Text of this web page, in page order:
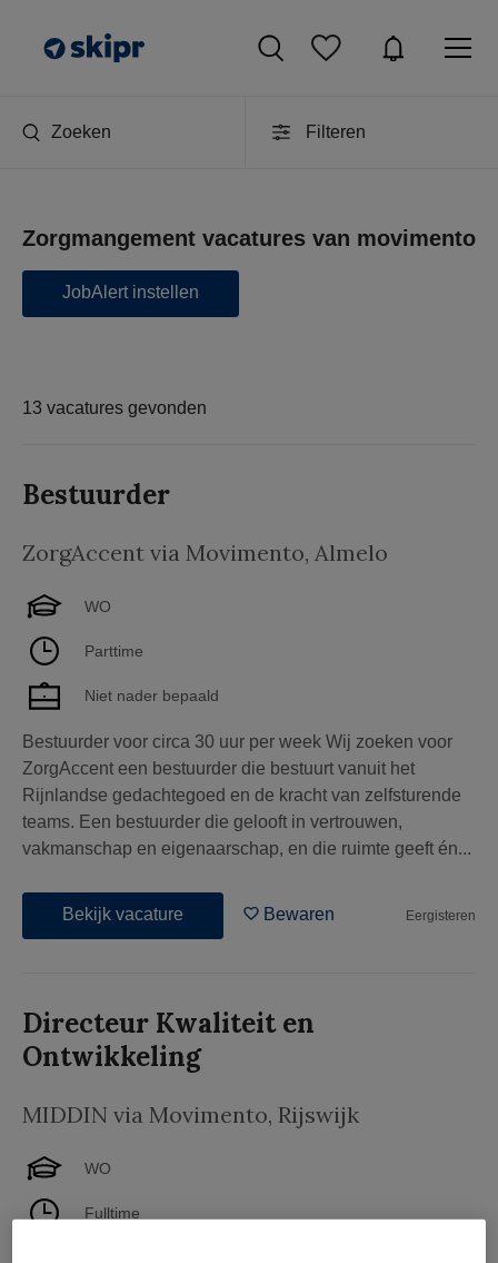
Zoeken Filteren
Zorgmangement vacatures van movimento
JobAlert instellen
13 vacatures gevonden
Bestuurder
ZorgAccent via Movimento, Almelo
WO
Parttime
Niet nader bepaald
Bestuurder voor circa 30 uur per week Wij zoeken voor
ZorgAccent een bestuurder die bestuurt vanuit het
Rijnlandse gedachtegoed en de kracht van zelfsturende
teams. Een bestuurder die gelooft in vertrouwen,
vakmanschap en eigenaarschap, en die ruimte geeft én...
Bekijk vacature Bewaren Eergisteren
Directeur Kwaliteit en
Ontwikkeling
MIDDIN via Movimento, Rijswijk
WO
Fulltime